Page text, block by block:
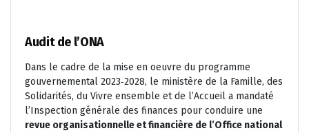
Audit de l’ONA
Dans le cadre de la mise en oeuvre du programme
gouvernemental 2023‑2028, le ministère de la Famille, des
Solidarités, du Vivre ensemble et de l’Accueil a mandaté
l’Inspection générale des finances pour conduire une
revue organisationnelle et financière de l’Office national